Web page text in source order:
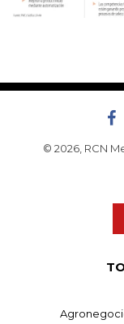
© 2026, RCN